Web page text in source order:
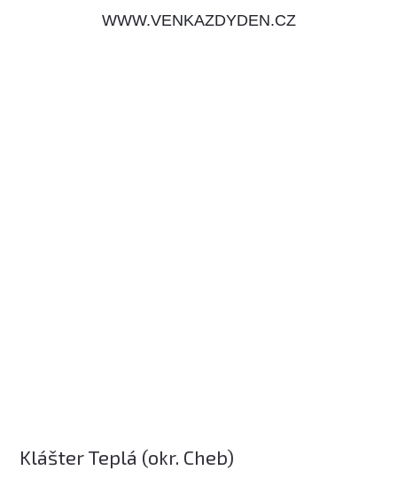
WWW.VENKAZDYDEN.CZ
Klášter Teplá (okr. Cheb)